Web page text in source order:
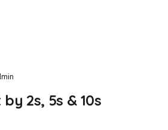
2s, 5s & 10s